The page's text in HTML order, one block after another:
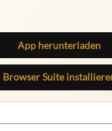
App herunterladen
Browser Suite